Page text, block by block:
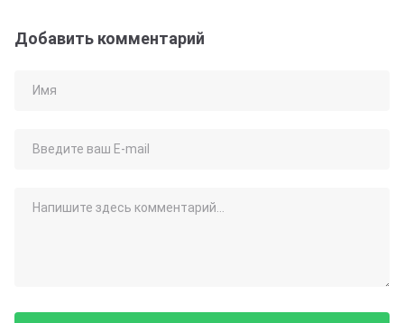
Добавить комментарий